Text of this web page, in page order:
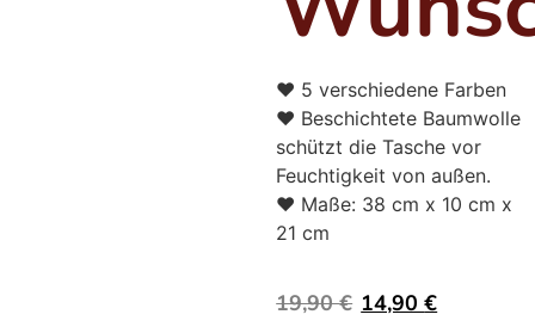
♥ 5 verschiedene Farben
♥ Beschichtete Baumwolle
schützt die Tasche vor
Feuchtigkeit von außen.
♥ Maße: 38 cm x 10 cm x
21 cm
19,90€ 14,90€